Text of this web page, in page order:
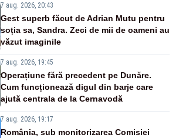
7 aug. 2026, 20:43
Gest superb făcut de Adrian Mutu pentru
soția sa, Sandra. Zeci de mii de oameni au
văzut imaginile
7 aug. 2026, 19:45
Operațiune fără precedent pe Dunăre.
Cum funcționează digul din barje care
ajută centrala de la Cernavodă
7 aug. 2026, 19:17
România, sub monitorizarea Comisiei